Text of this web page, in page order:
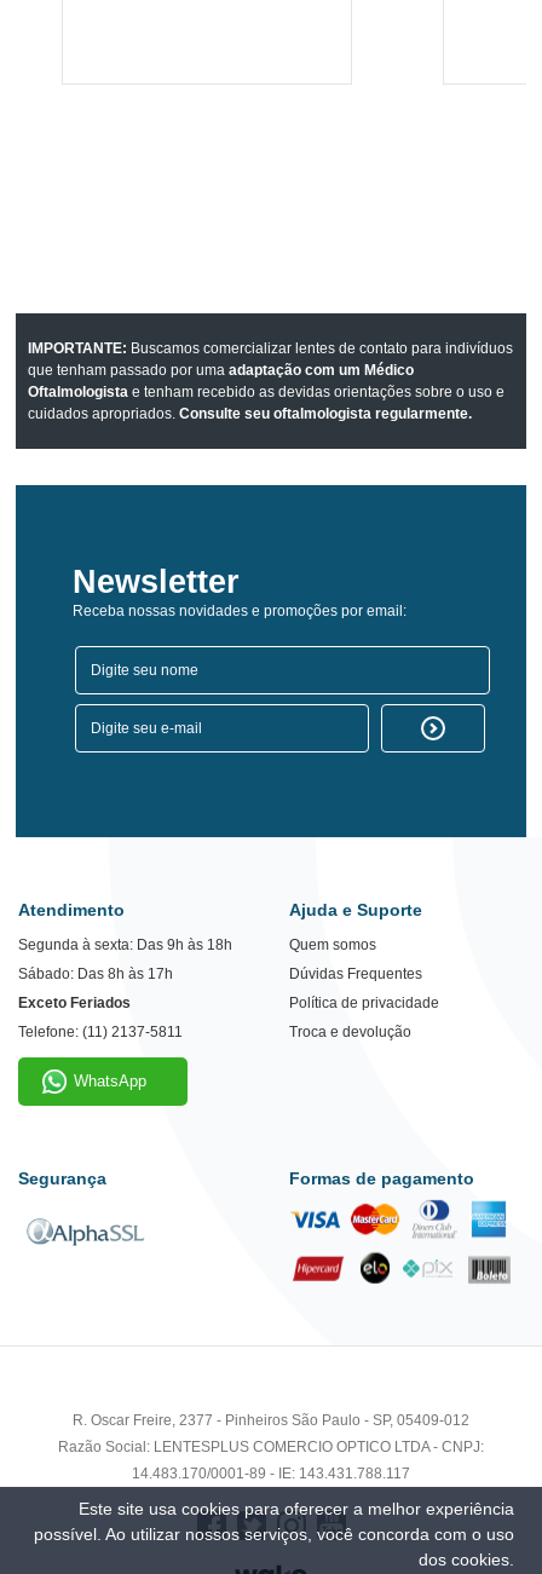
IMPORTANTE: Buscamos comercializar lentes de contato para indivíduos
que tenham passado por umaadaptação com um Médico
Oftalmologista e tenham recebido as devidas orientações sobre o uso e
cuidados apropriados.Consulte seu oftalmologista regularmente.
Newsletter
Receba nossas novidades e promoções por email:
Atendimento
Segunda à sexta: Das 9h às 18h
Sábado: Das 8h às 17h
Exceto Feriados
Telefone: (11) 2137-5811
WhatsApp
Ajuda e Suporte
Quem somos
Dúvidas Frequentes
Política de privacidade
Troca e devolução
Segurança Formas de pagamento
R. Oscar Freire, 2377 - Pinheiros São Paulo - SP, 05409-012
Razão Social: LENTESPLUS COMERCIO OPTICO LTDA - CNPJ:
14.483.170/0001-89 - IE: 143.431.788.117
Este site usa cookies para oferecer a melhor experiência
possível. Ao utilizar nossos serviços, você concorda com o uso
dos cookies.